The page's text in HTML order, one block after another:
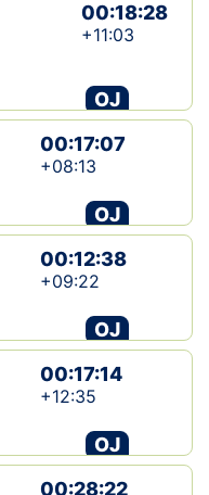
00:18:28
+11:03
OJ
00:17:07
+08:13
OJ
00:12:38
+09:22
OJ
00:17:14
+12:35
OJ
00:28:22